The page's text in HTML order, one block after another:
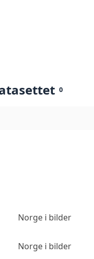
0
Norge i bilder
Norge i bilder